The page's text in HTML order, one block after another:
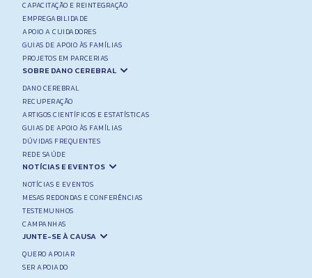
CAPACITAÇÃO E REINTEGRAÇÃO
EMPREGABILIDADE
APOIO A CUIDADORES
GUIAS DE APOIO ÀS FAMÍLIAS
PROJETOS EM PARCERIAS
SOBRE DANO CEREBRAL
DANO CEREBRAL
RECUPERAÇÃO
ARTIGOS CIENTÍFICOS E ESTATÍSTICAS
GUIAS DE APOIO ÀS FAMÍLIAS
DÚVIDAS FREQUENTES
REDE SAÚDE
NOTÍCIAS E EVENTOS
NOTÍCIAS E EVENTOS
MESAS REDONDAS E CONFERÊNCIAS
TESTEMUNHOS
CAMPANHAS
JUNTE-SE À CAUSA
QUERO APOIAR
SER APOIADO